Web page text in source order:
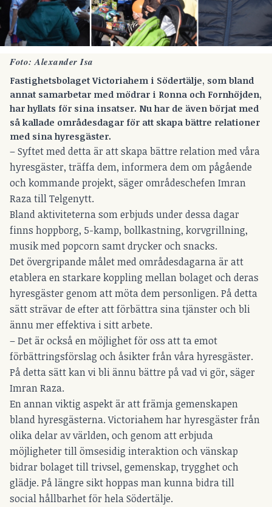
Foto: Alexander Isa
Fastighetsbolaget Victoriahem i Södertälje, som bland
annat samarbetar med mödrar i Ronna och Fornhöjden,
har hyllats för sina insatser. Nu har de även börjat med
så kallade områdesdagar för att skapa bättre relationer
med sina hyresgäster.
– Syftet med detta är att skapa bättre relation med våra
hyresgäster, träffa dem, informera dem om pågående
och kommande projekt, säger områdeschefen Imran
Raza till Telgenytt.
Bland aktiviteterna som erbjuds under dessa dagar
finns hoppborg, 5-kamp, bollkastning, korvgrillning,
musik med popcorn samt drycker och snacks.
Det övergripande målet med områdesdagarna är att
etablera en starkare koppling mellan bolaget och deras
hyresgäster genom att möta dem personligen. På detta
sätt strävar de efter att förbättra sina tjänster och bli
ännu mer effektiva i sitt arbete.
– Det är också en möjlighet för oss att ta emot
förbättringsförslag och åsikter från våra hyresgäster.
På detta sätt kan vi bli ännu bättre på vad vi gör, säger
Imran Raza.
En annan viktig aspekt är att främja gemenskapen
bland hyresgästerna. Victoriahem har hyresgäster från
olika delar av världen, och genom att erbjuda
möjligheter till ömsesidig interaktion och vänskap
bidrar bolaget till trivsel, gemenskap, trygghet och
glädje. På längre sikt hoppas man kunna bidra till
social hållbarhet för hela Södertälje.